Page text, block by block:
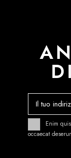
Enim
occaecat